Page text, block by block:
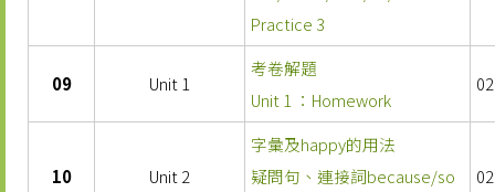
Practice 3
09 Unit 1
考卷解題
Unit 1 ：Homework
10 Unit 2
字彙及happy的用法
疑問句、連接詞because/so